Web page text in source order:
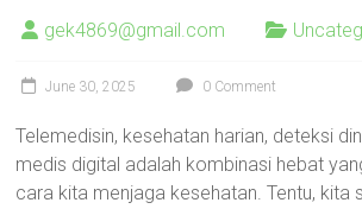
gek4869@gmail.com
June 30, 2025 0 Comment
Telemedisin, kesehatan harian, deteksi
medis digital adalah kombinasi hebat
cara kita menjaga kesehatan. Tentu, kita